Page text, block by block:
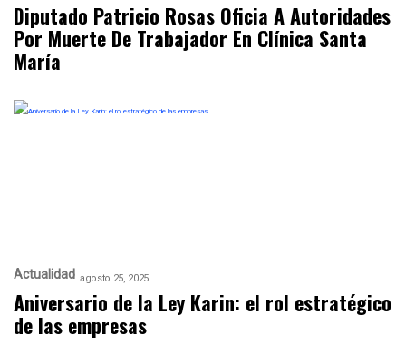
Diputado Patricio Rosas Oficia A Autoridades
Por Muerte De Trabajador En Clínica Santa
María
Actualidad agosto 25, 2025
Aniversario de la Ley Karin: el rol estratégico
de las empresas